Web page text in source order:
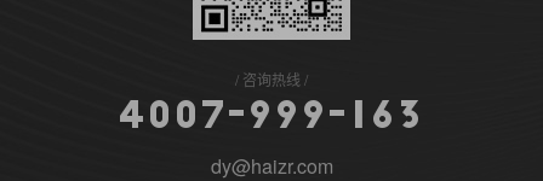
咨询热线
4 0 0 7- 9 9 9 - 6 3
dy@haizr.com